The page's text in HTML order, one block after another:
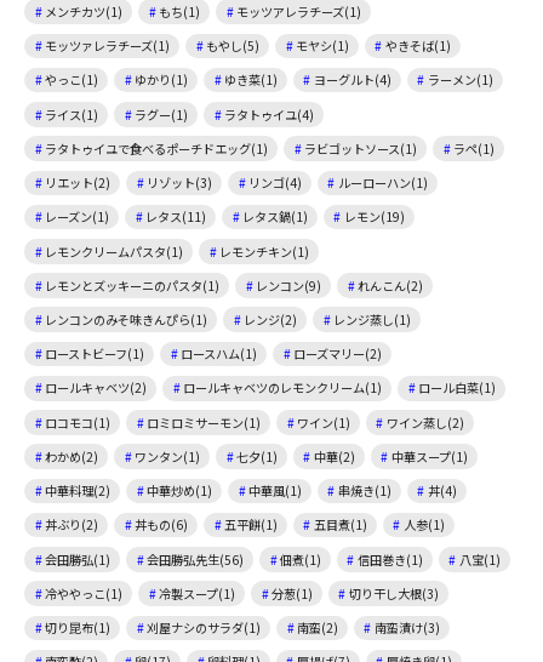
メンチカツ(1)
もち(1)
モッツアレラチーズ(1)
モッツァレラチーズ(1)
もやし(5) モヤシ(1)
やきそば(1)
やっこ(1)
ゆかり(1) ゆき菜(1) ヨーグルト(4)
ラーメン(1)
ライス(1)
ラグー(1)
ラタトゥイユ(4)
ラタトゥイユで食べるポーチドエッグ(1)
ラビゴットソース(1)
ラペ(1)
リエット(2)
リゾット(3) リンゴ(4)
ルーローハン(1)
レーズン(1)
レタス(11) レタス鍋(1)
レモン(19)
レモンクリームパスタ(1)
レモンチキン(1)
レモンとズッキーニのパスタ(1)
レンコン(9)
れんこん(2)
レンコンのみそ味きんぴら(1)
レンジ(2)
レンジ蒸し(1)
ローストビーフ(1)
ロースハム(1)
ローズマリー(2)
ロールキャベツ(2)
ロールキャベツのレモンクリーム(1)
ロール白菜(1)
ロコモコ(1)
ロミロミサーモン(1) ワイン(1)
ワイン蒸し(2)
わかめ(2)
ワンタン(1) 七夕(1) 中華(2)
中華スープ(1)
中華料理(2)
中華炒め(1) 中華風(1) 串焼き(1)
丼(4)
丼ぶり(2)
丼もの(6) 五平餅(1) 五目煮(1)
人参(1)
会田勝弘(1)
会田勝弘先生(56) 佃煮(1) 信田巻き(1)
八宝(1)
冷ややっこ(1)
冷製スープ(1) 分葱(1)
切り干し大根(3)
切り昆布(1)
刈屋ナシのサラダ(1) 南蛮(2)
南蛮漬け(3)